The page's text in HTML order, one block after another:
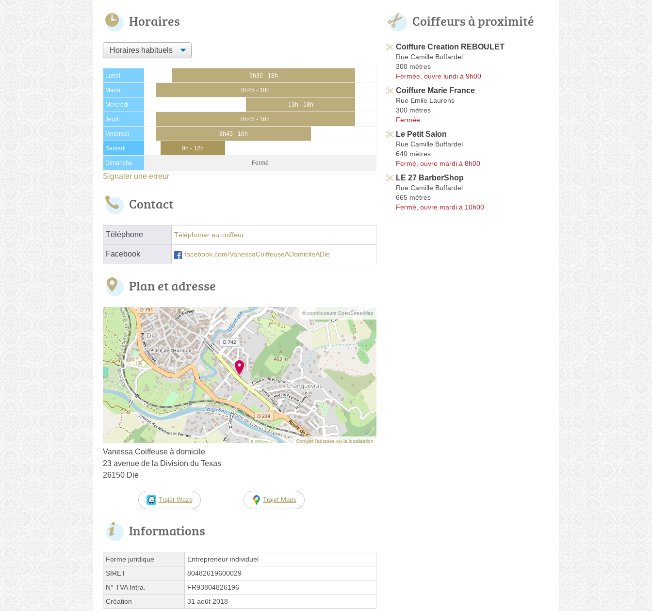
Horaires
Lundi 9h30 - 18h
Mardi 8h45 - 18h
Mercredi 13h - 18h
Jeudi 8h45 - 18h
Vendredi 8h45 - 16h
Samedi 9h - 12h
Dimanche Fermé
Signaler une erreur
Contact
Téléphone Téléphoner au coiffeur
Facebook facebook.com/VanessaCoiffeuseADomicileADie
Plan et adresse
© contributeurs OpenStreetMap
Corriger l’adresse ou la localisation
Vanessa Coiffeuse à domicile
23 avenue de la Division du Texas
26150 Die
Trajet Waze Trajet Maps
Informations
Forme juridique
Entrepreneur individuel
SIRET
80482619600029
N° TVA Intra.
FR93804826196
Création
31 août 2018
Coiffeurs à proximité
Coiffure Creation REBOULET
Rue Camille Buffardel
300 mètres
Fermée, ouvre lundi à 9h00
Coiffure Marie France
Rue Emile Laurens
300 mètres
Fermée
Le Petit Salon
Rue Camille Buffardel
640 mètres
Fermé, ouvre mardi à 8h00
LE 27 BarberShop
Rue Camille Buffardel
665 mètres
Fermé, ouvre mardi à 10h00